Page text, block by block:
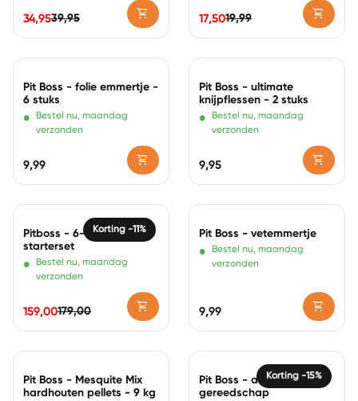
Normale prijs
39,95
Verkoopprijs
34,95 shopping_cart
Normale prijs
19,99
Verkoopprijs
17,50 shopping_cart
Pit Boss - folie emmertje -
6 stuks
•
Bestel nu, maandag
verzonden
Normale prijs
9,99 shopping_cart
Pit Boss - ultimate
knijpflessen - 2 stuks
•
Bestel nu, maandag
verzonden
Normale prijs
9,95 shopping_cart
Korting -11%
Pitboss - 6-delig
starterset
•
Bestel nu, maandag
verzonden
Normale prijs
179,00
Verkoopprijs
159,00 shopping_cart
Pit Boss - vetemmertje
•
Bestel nu, maandag
verzonden
Normale prijs
9,99 shopping_cart
Pit Boss - Mesquite Mix
hardhouten pellets - 9 kg
Korting -15%
Pit Boss - alles-in-één
gereedschap